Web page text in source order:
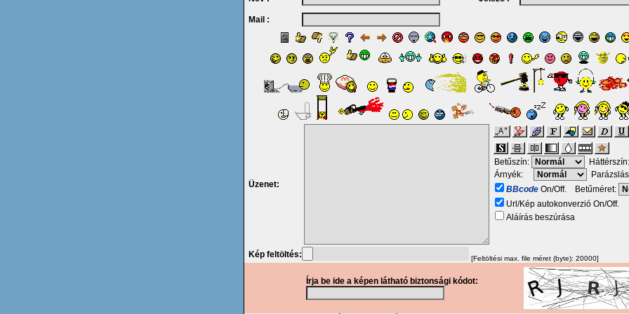
Mail :
Üzenet:
Betűszín:
Árnyék:
BBcodeOn/Off. Betűméret:
Url/Kép autokonverzió On/Off.
Aláírás beszúrása
Kép feltöltés: [Feltöltési max. file méret (byte): 20000]
Írja be ide a képen látható biztonsági kódot: